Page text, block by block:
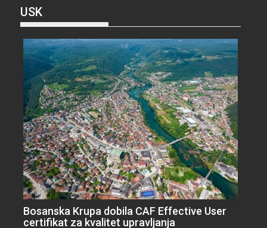
USK
Bosanska Krupa dobila CAF Effective User
certifikat za kvalitet upravljanja